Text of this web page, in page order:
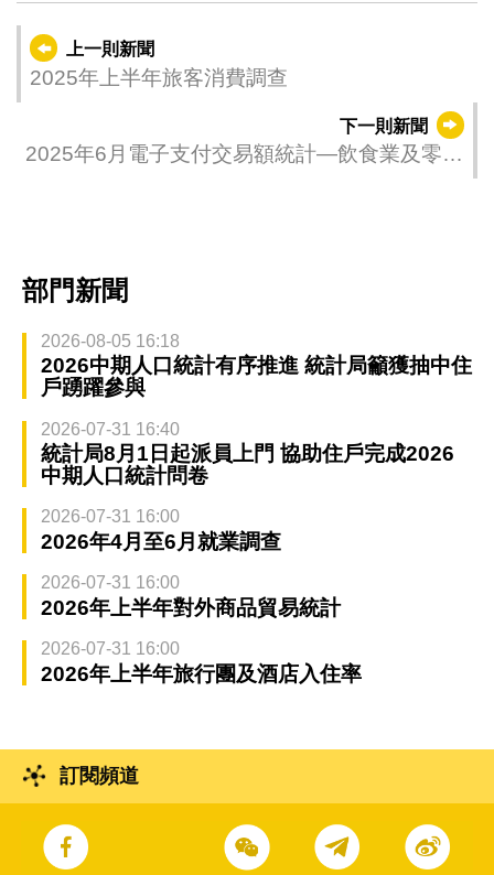
上一則新聞
2025年上半年旅客消費調查
下一則新聞
2025年6月電子支付交易額統計—飲食業及零售
部門新聞
2026-08-05 16:18
2026中期人口統計有序推進 統計局籲獲抽中住
戶踴躍參與
2026-07-31 16:40
統計局8月1日起派員上門 協助住戶完成2026
中期人口統計問卷
2026-07-31 16:00
2026年4月至6月就業調查
2026-07-31 16:00
2026年上半年對外商品貿易統計
2026-07-31 16:00
2026年上半年旅行團及酒店入住率
訂閱頻道